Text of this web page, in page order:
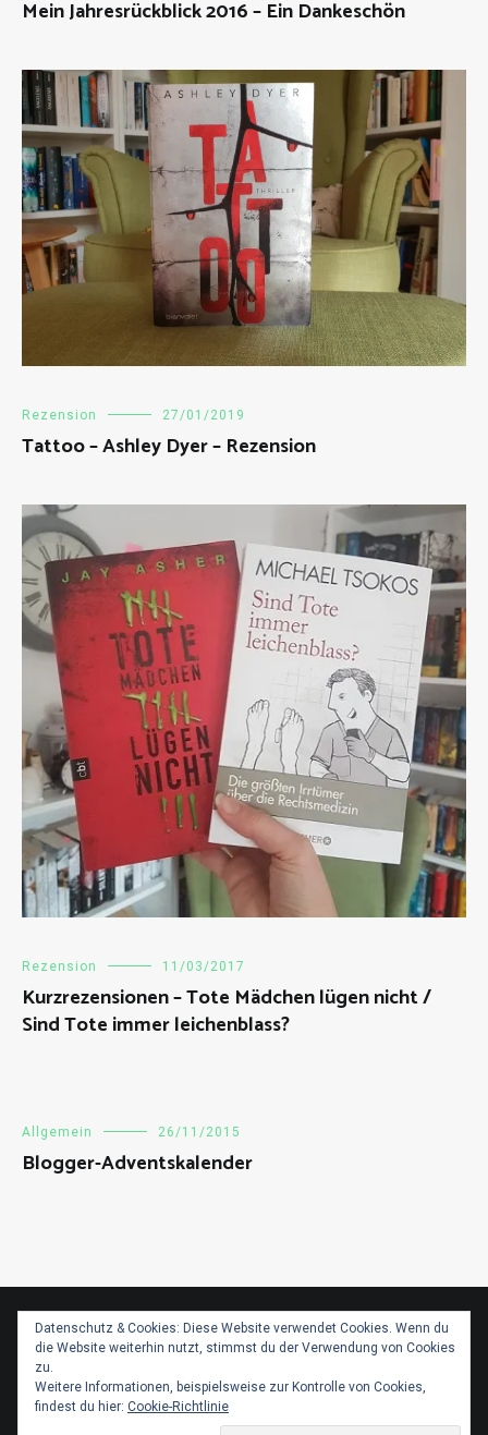
Verwandte Beiträge
Allgemein 31/12/2016
Mein Jahresrückblick 2016 – Ein Dankeschön
Rezension 27/01/2019
Tattoo – Ashley Dyer – Rezension
Rezension 11/03/2017
Allgemein 26/11/2015
Blogger-Adventskalender
Datenschutz & Cookies: Diese Website verwendet Cookies. Wenn du
die Website weiterhin nutzt, stimmst du der Verwendung von Cookies
zu.
Weitere Informationen, beispielsweise zur Kontrolle von Cookies,
findest du hier: Cookie-Richtlinie